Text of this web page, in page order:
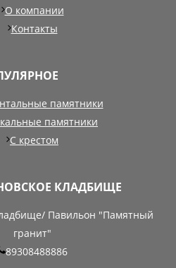
О компании
Контакты
памятники
памятники
С крестом
КЛАДБИЩЕ
Павильон "Памятный
гранит"
89308488886